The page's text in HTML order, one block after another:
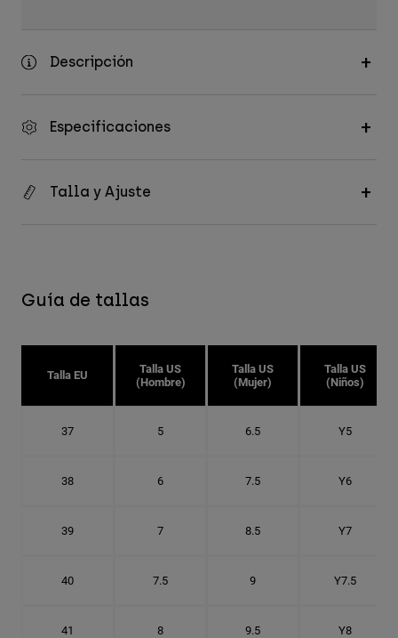
Descripción
Especificaciones
Talla y Ajuste
Guía de tallas
Talla EU
Talla US
(Hombre)
Talla US
(Mujer)
Talla US
(Niños)
37 5 6.5 Y5
38 6 7.5 Y6
39 7 8.5 Y7
40 7.5 9 Y7.5
41 8 9.5 Y8